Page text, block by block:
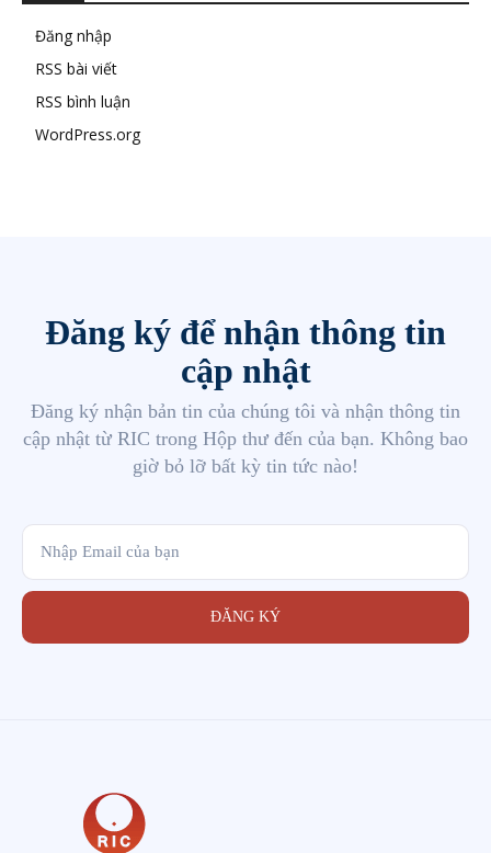
Đăng nhập
RSS bài viết
RSS bình luận
WordPress.org
Đăng ký để nhận thông tin
cập nhật
Đăng ký nhận bản tin của chúng tôi và nhận thông tin
cập nhật từ RIC trong Hộp thư đến của bạn. Không bao
giờ bỏ lỡ bất kỳ tin tức nào!
ĐĂNG KÝ